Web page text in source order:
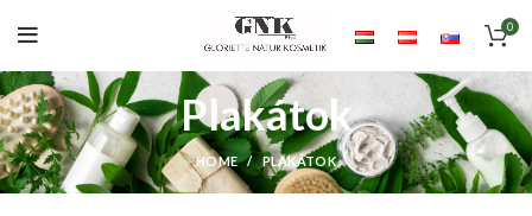
0
Plakátok
HOME PLAKÁTOK